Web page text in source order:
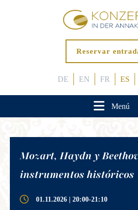
Reservar
DE EN FR ES
Menú
Mozart, Haydn y
instrumentos históricos
01.11.2026 | 20:00-21:10